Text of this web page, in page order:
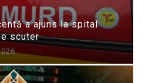
a ajuns la spital
scuter